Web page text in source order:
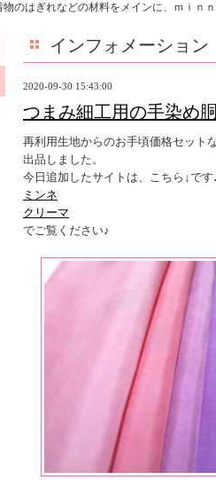
のはぎれなどの材料をメインに、ｍｉｎ
インフォメーション
2020-09-30 15:43:00
つまみ細工用の手染め
再利用生地からのお手頃価格セット
出品しました。
今日追加したサイトは、こちら↓です
ミンネ
クリーマ
でご覧ください♪